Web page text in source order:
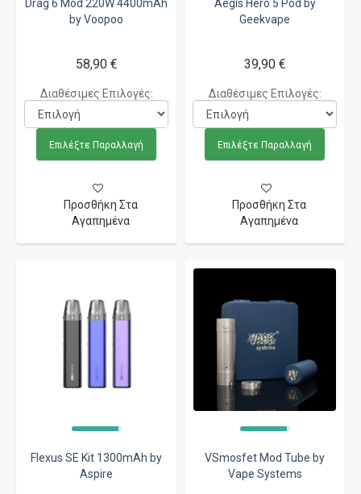
Drag 6 Mod 220W 4400mAh
by Voopoo
58,90 €
Διαθέσιμες Επιλογές:
Επιλέξτε Παραλλαγή
Προσθήκη Στα
Αγαπημένα
Aegis Hero 5 Pod by
Geekvape
39,90 €
Διαθέσιμες Επιλογές:
Επιλέξτε Παραλλαγή
Προσθήκη Στα
Αγαπημένα
Flexus SE Kit 1300mAh by
Aspire
VSmosfet Mod Tube by
Vape Systems